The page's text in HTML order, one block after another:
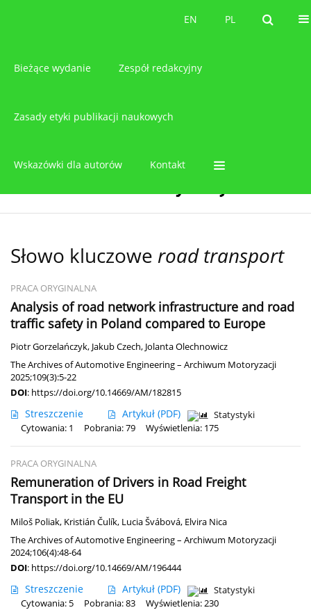
PL
EN PL
EN
Bieżące wydanie Zespół redakcyjny
Zasady etyki publikacji naukowych
Wskazówki dla autorów Kontakt
Słowo kluczowe road transport
PRACA ORYGINALNA
Analysis of road network infrastructure and road
traffic safety in Poland compared to Europe
Piotr Gorzelańczyk, Jakub Czech, Jolanta Olechnowicz
The Archives of Automotive Engineering – Archiwum Motoryzacji
2025;109(3):5-22
DOI: https://doi.org/10.14669/AM/182815
Streszczenie Artykuł (PDF)
Statystyki
Cytowania: 1
Pobrania: 79 Wyświetlenia: 175
PRACA ORYGINALNA
Remuneration of Drivers in Road Freight
Transport in the EU
Miloš Poliak, Kristián Čulík, Lucia Švábová, Elvira Nica
The Archives of Automotive Engineering – Archiwum Motoryzacji
2024;106(4):48-64
DOI: https://doi.org/10.14669/AM/196444
Streszczenie Artykuł (PDF)
Statystyki
Cytowania: 5
Pobrania: 83 Wyświetlenia: 230